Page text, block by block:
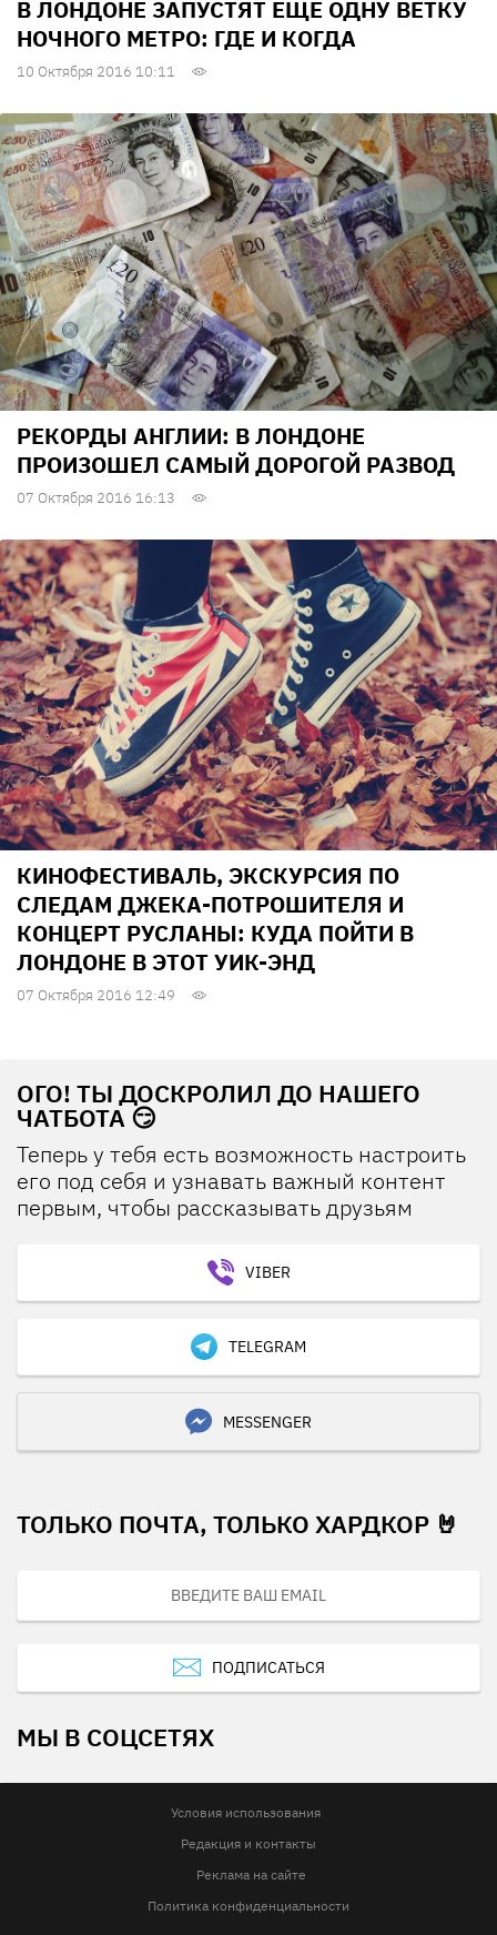
В ЛОНДОНЕ ЗАПУСТЯТ ЕЩЕ ОДНУ ВЕТКУ
НОЧНОГО МЕТРО: ГДЕ И КОГДА
10 Октября 2016 10:11
РЕКОРДЫ АНГЛИИ: В ЛОНДОНЕ
ПРОИЗОШЕЛ САМЫЙ ДОРОГОЙ РАЗВОД
07 Октября 2016 16:13
КИНОФЕСТИВАЛЬ, ЭКСКУРСИЯ ПО
СЛЕДАМ ДЖЕКА-ПОТРОШИТЕЛЯ И
КОНЦЕРТ РУСЛАНЫ: КУДА ПОЙТИ В
ЛОНДОНЕ В ЭТОТ УИК-ЭНД
07 Октября 2016 12:49
ОГО! ТЫ ДОСКРОЛИЛ ДО НАШЕГО
ЧАТБОТА 😏
Теперь у тебя есть возможность настроить
его под себя и узнавать важный контент
первым, чтобы рассказывать друзьям
VIBER
TELEGRAM
MESSENGER
ТОЛЬКО ПОЧТА, ТОЛЬКО ХАРДКОР 🤘
ПОДПИСАТЬСЯ
МЫ В СОЦСЕТЯХ
Условия использования
Редакция и контакты
Реклама на сайте
Политика конфиденциальности